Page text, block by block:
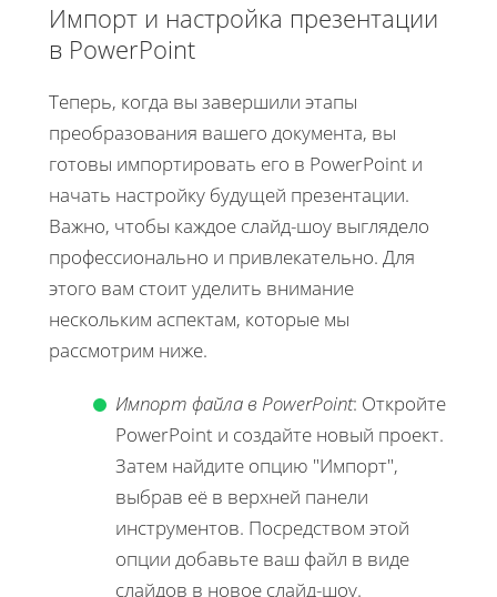
Импорт и настройка презентации
в PowerPoint
Теперь, когда вы завершили этапы
преобразования вашего документа, вы
готовы импортировать его в PowerPoint и
начать настройку будущей презентации.
Важно, чтобы каждое слайд-шоу выглядело
профессионально и привлекательно. Для
этого вам стоит уделить внимание
нескольким аспектам, которые мы
рассмотрим ниже.
Импорт файла в PowerPoint: Откройте
PowerPoint и создайте новый проект.
Затем найдите опцию "Импорт",
выбрав её в верхней панели
инструментов. Посредством этой
опции добавьте ваш файл в виде
слайдов в новое слайд-шоу.